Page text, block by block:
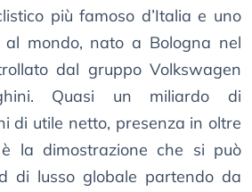
più famoso d’Italia e uno
mondo, nato a Bologna nel
dal gruppo Volkswagen
Quasi un miliardo di
di utile netto, presenza in oltre
la dimostrazione che si può
di lusso globale partendo da